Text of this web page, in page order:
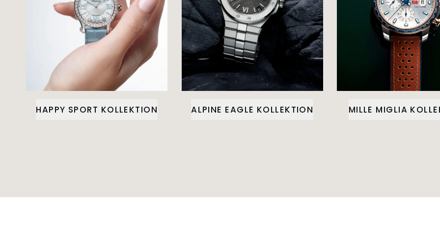
HAPPY SPORT KOLLEKTION ALPINE EAGLE KOLLEKTION MILLE MIGLIA